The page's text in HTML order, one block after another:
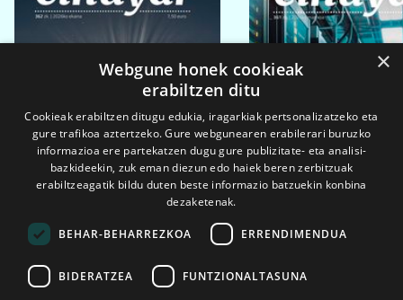
2026ko eka. 1a 2026ko mar. 1a
×
Webgune honek cookieak
erabiltzen ditu
Cookieak erabiltzen ditugu edukia, iragarkiak pertsonalizatzeko eta
gure trafikoa aztertzeko. Gure webgunearen erabilerari buruzko
informazioa ere partekatzen dugu gure publizitate- eta analisi-
bazkideekin, zuk eman diezun edo haiek beren zerbitzuak
erabiltzeagatik bildu duten beste informazio batzuekin konbina
dezaketenak.
BEHAR-BEHARREZKOA ERRENDIMENDUA
BIDERATZEA FUNTZIONALTASUNA